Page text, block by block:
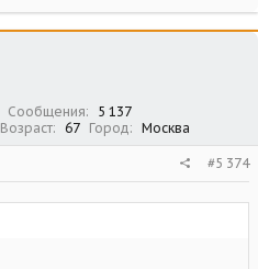
Сообщения
5 137
Возраст 67 Город Москва
#5 374